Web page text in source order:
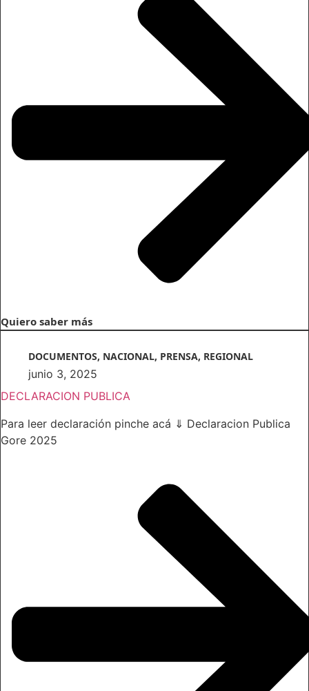
Quiero saber más
DOCUMENTOS, NACIONAL, PRENSA, REGIONAL
junio 3, 2025
DECLARACION PUBLICA
Para leer declaración pinche acá ⇓ Declaracion Publica
Gore 2025